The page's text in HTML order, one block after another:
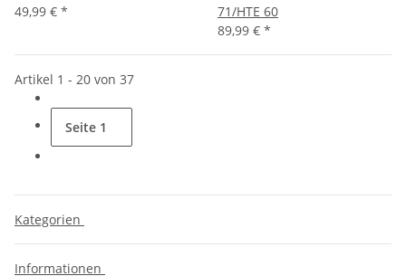
49,99 € *
71/HTE 60
89,99 € *
Artikel 1 - 20 von 37
Seite 1
Kategorien
Informationen